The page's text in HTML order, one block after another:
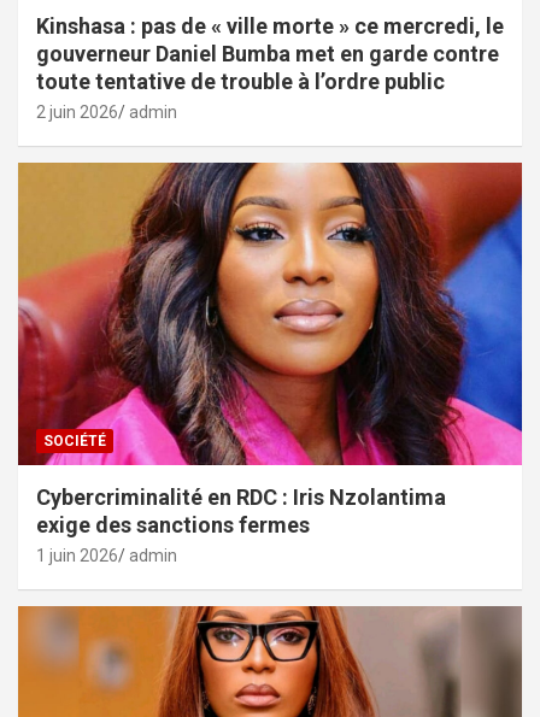
Kinshasa : pas de « ville morte » ce mercredi, le
gouverneur Daniel Bumba met en garde contre
toute tentative de trouble à l’ordre public
2 juin 2026 admin
SOCIÉTÉ
Cybercriminalité en RDC : Iris Nzolantima
exige des sanctions fermes
1 juin 2026 admin